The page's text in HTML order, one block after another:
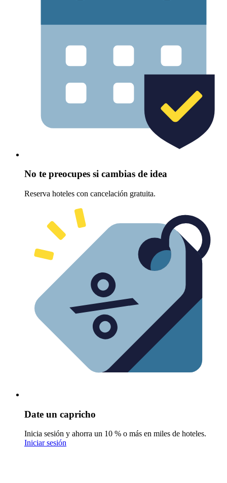
No te preocupes si cambias de idea
Reserva hoteles con cancelación gratuita.
Date un capricho
Inicia sesión y ahorra un 10 % o más en miles de hoteles.
Iniciar sesión